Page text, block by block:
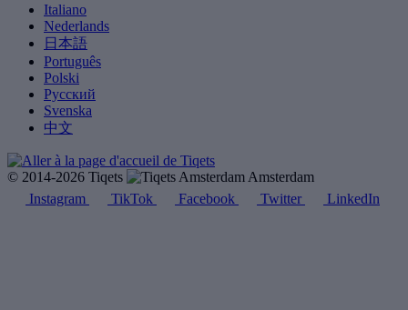
Italiano
Nederlands
日本語
Português
Polski
Русский
Svenska
中文
© 2014-2026 Tiqets
Amsterdam
Instagram
TikTok Facebook Twitter LinkedIn